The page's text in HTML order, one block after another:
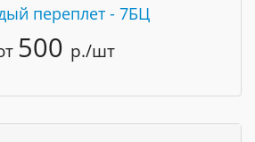
переплет - 7БЦ
500 р./шт